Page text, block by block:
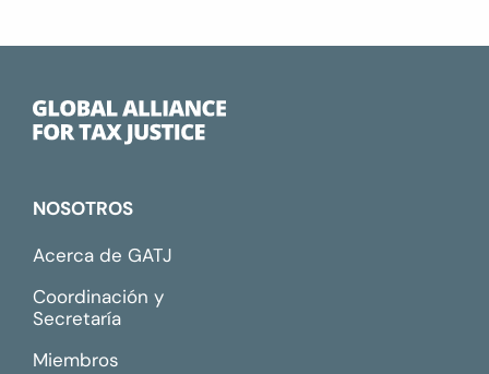
NOSOTROS
Acerca de GATJ
Coordinación y
Secretaría
Miembros